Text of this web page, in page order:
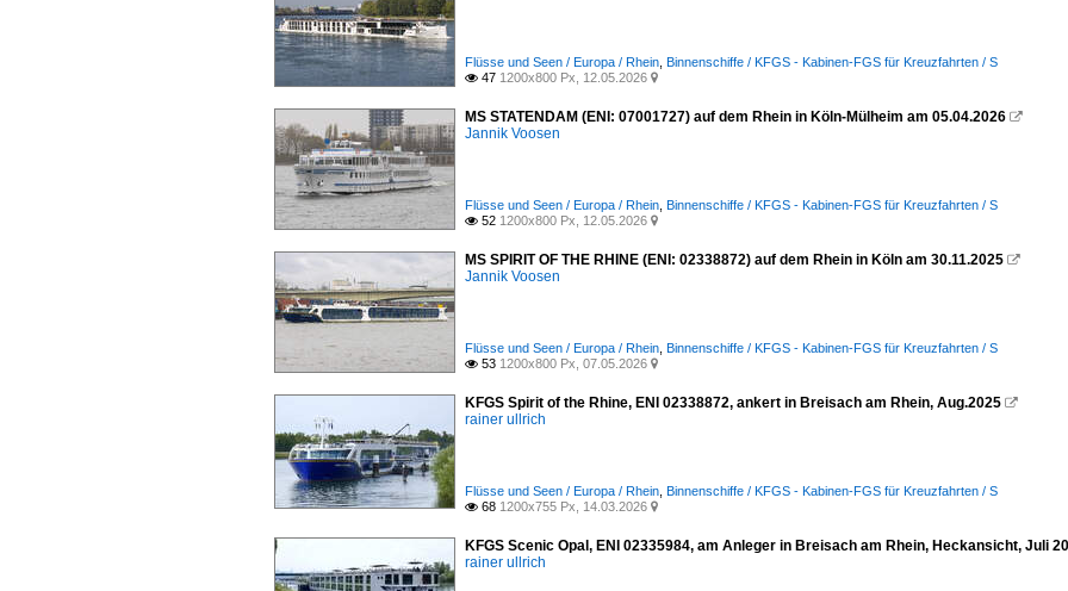
Flüsse und Seen / Europa / Rhein Binnenschiffe / KFGS - Kabinen-FGS für Kreuzfahrten / S
 47 1200x800 Px, 12.05.2026 
MS STATENDAM (ENI: 07001727) auf dem Rhein in Köln-Mülheim am 05.04.2026 
Jannik Voosen
Flüsse und Seen / Europa / Rhein Binnenschiffe / KFGS - Kabinen-FGS für Kreuzfahrten / S
 52 1200x800 Px, 12.05.2026 
MS SPIRIT OF THE RHINE (ENI: 02338872) auf dem Rhein in Köln am 30.11.2025 
Jannik Voosen
Flüsse und Seen / Europa / Rhein Binnenschiffe / KFGS - Kabinen-FGS für Kreuzfahrten / S
 53 1200x800 Px, 07.05.2026 
KFGS Spirit of the Rhine, ENI 02338872, ankert in Breisach am Rhein, Aug.2025 
rainer ullrich
Flüsse und Seen / Europa / Rhein Binnenschiffe / KFGS - Kabinen-FGS für Kreuzfahrten / S
 68 1200x755 Px, 14.03.2026 
KFGS Scenic Opal, ENI 02335984, am Anleger in Breisach am Rhein, Heckansicht, Juli
rainer ullrich